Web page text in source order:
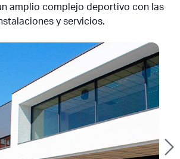
amplio complejo deportivo con las
y servicios.